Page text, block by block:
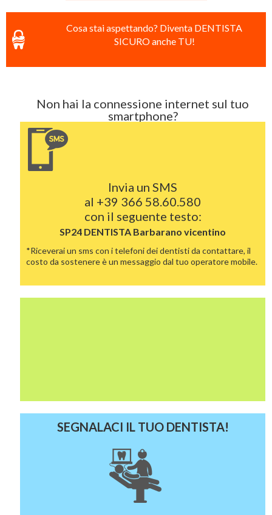
Cosa stai aspettando? Diventa DENTISTA
SICURO anche TU!
Non hai la connessione internet sul tuo
smartphone?
Invia un SMS
al +39 366 58.60.580
con il seguente testo:
SP24 DENTISTA Barbarano vicentino
*Riceverai un sms con i telefoni dei dentisti da contattare, il
costo da sostenere è un messaggio dal tuo operatore mobile.
SEGNALACI IL TUO DENTISTA!